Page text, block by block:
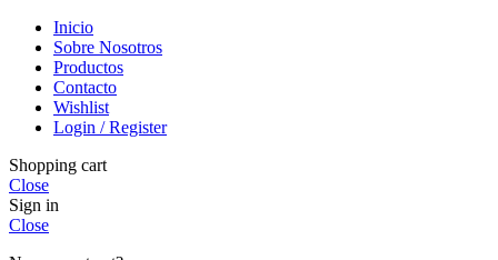
Inicio
Sobre Nosotros
Productos
Contacto
Wishlist
Login / Register
Shopping cart
Close
Sign in
Close